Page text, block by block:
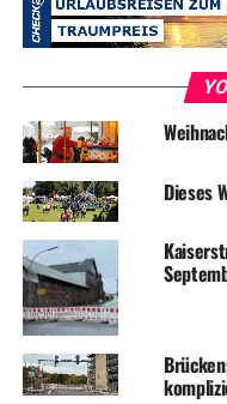
Karten sind ab sofort
REME-Str. 14, 58300
aber auch gern per
verbindlich bestellt
Einlass ab 19:00 Uhr,
VVK 15 €, AK 18 €
Karten gibt’s auch bei
Quartier
Dieses